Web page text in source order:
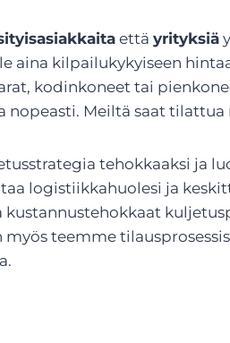
ettäyrityksiä
aina kilpailukykyiseen
kodinkoneet tai
nopeasti. Meiltä saat
tehokkaaksi ja
logistiikkahuolesi ja
teemme